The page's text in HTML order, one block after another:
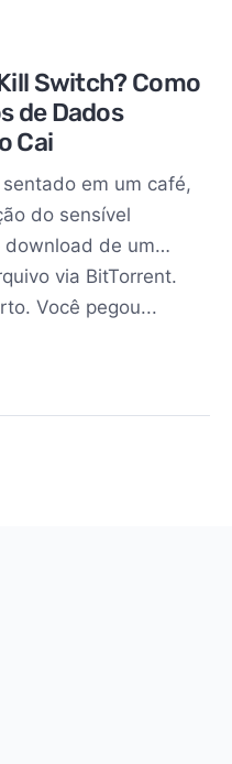
Switch? Como
de Dados
Cai
em um café,
do sensível
download de um…
via BitTorrent.
Você pegou...